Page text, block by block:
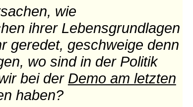
wie
ihrer Lebensgrundlagen
geredet, geschweige denn
wo sind in der Politik
bei der Demo am letzten
haben?